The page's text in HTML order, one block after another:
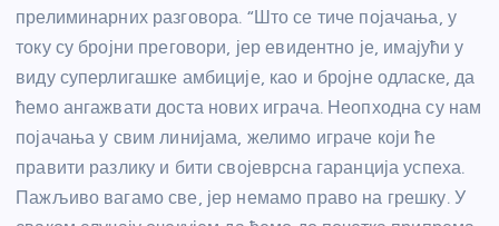
прелиминарних разговора. “Што се тиче појачања, у
току су бројни преговори, јер евидентно је, имајући у
виду суперлигашке амбиције, као и бројне одласке, да
ћемо ангажвати доста нових играча. Неопходна су нам
појачања у свим линијама, желимо играче који ће
правити разлику и бити својеврсна гаранција успеха.
Пажљиво вагамо све, јер немамо право на грешку. У